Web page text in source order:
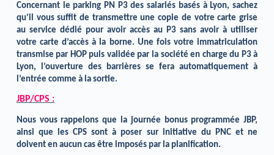
Concernant le parking PN P3 des salariés basés à Lyon, sachez
qu’il vous suffit de transmettre une copie de votre carte grise
au service dédié pour avoir accès au P3 sans avoir à utiliser
votre carte d’accès à la borne. Une fois votre immatriculation
transmise par HOP puis validée par la société en charge du P3 à
Lyon, l’ouverture des barrières se fera automatiquement à
l’entrée comme à la sortie.
JBP/CPS :
Nous vous rappelons que la journée bonus programmée JBP,
ainsi que les CPS sont à poser sur initiative du PNC et ne
doivent en aucun cas être imposés par la planification.